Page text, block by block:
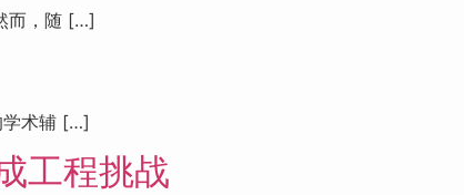
而，随 […]
学术辅 […]
工程挑战